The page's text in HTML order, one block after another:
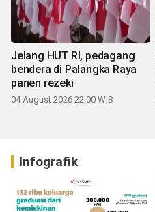
Jelang HUT RI, pedagang
bendera di Palangka Raya
panen rezeki
04 August 2026 22:00 WIB
Infografik